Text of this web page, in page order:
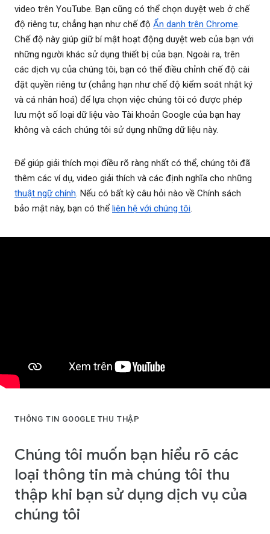
video trên YouTube. Bạn cũng có thể chọn duyệt web ở chế
độ riêng tư, chẳng hạn như chế độ Ẩn danh trên Chrome.
Chế độ này giúp giữ bí mật hoạt động duyệt web của bạn với
những người khác sử dụng thiết bị của bạn. Ngoài ra, trên
các dịch vụ của chúng tôi, bạn có thể điều chỉnh chế độ cài
đặt quyền riêng tư (chẳng hạn như chế độ kiểm soát nhật ký
và cá nhân hoá) để lựa chọn việc chúng tôi có được phép
lưu một số loại dữ liệu vào Tài khoản Google của bạn hay
không và cách chúng tôi sử dụng những dữ liệu này.
Để giúp giải thích mọi điều rõ ràng nhất có thể, chúng tôi đã
thêm các ví dụ, video giải thích và các định nghĩa cho những
thuật ngữ chính. Nếu có bất kỳ câu hỏi nào về Chính sách
bảo mật này, bạn có thể liên hệ với chúng tôi.
THÔNG TIN GOOGLE THU THẬP
Chúng tôi muốn bạn hiểu rõ các
loại thông tin mà chúng tôi thu
thập khi bạn sử dụng dịch vụ của
chúng tôi